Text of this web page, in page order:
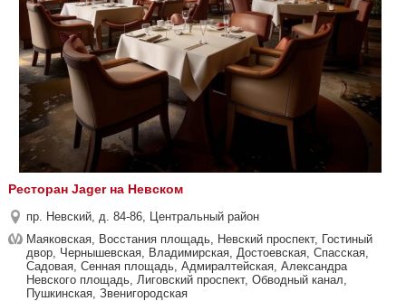
Ресторан Jager на Невском
пр. Невский, д. 84-86, Центральный район
Маяковская, Восстания площадь, Невский проспект, Гостиный
двор, Чернышевская, Владимирская, Достоевская, Спасская,
Садовая, Сенная площадь, Адмиралтейская, Александра
Невского площадь, Лиговский проспект, Обводный канал,
Пушкинская, Звенигородская